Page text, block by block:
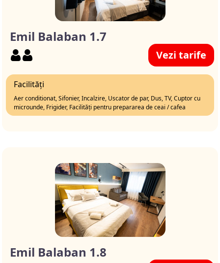
Emil Balaban 1.7
Vezi tarife
Facilități
Aer conditionat, Sifonier, Incalzire, Uscator de par, Dus, TV, Cuptor cu
microunde, Frigider, Facilități pentru prepararea de ceai / cafea
Emil Balaban 1.8